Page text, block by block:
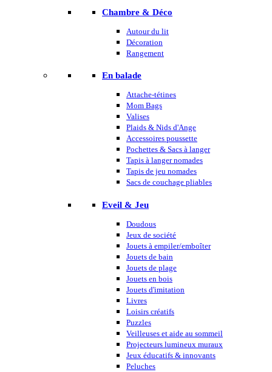
Chambre & Déco
Autour du lit
Décoration
Rangement
En balade
Attache-tétines
Mom Bags
Valises
Plaids & Nids d'Ange
Accessoires poussette
Pochettes & Sacs à langer
Tapis à langer nomades
Tapis de jeu nomades
Sacs de couchage pliables
Eveil & Jeu
Doudous
Jeux de société
Jouets à empiler/emboîter
Jouets de bain
Jouets de plage
Jouets en bois
Jouets d'imitation
Livres
Loisirs créatifs
Puzzles
Veilleuses et aide au sommeil
Projecteurs lumineux muraux
Jeux éducatifs & innovants
Peluches